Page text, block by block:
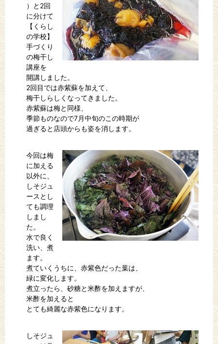
）と2回
に分けて
【くらし
の学校】
手づくり
の梅干し
講座を
開講しました。
2回目では赤紫蘇を加えて、
梅干しらしくなってきました。
赤紫蘇は梅と同様、
季節ものなので7月中旬のこの時期が
過ぎると店頭からも姿を消します。
今回は梅
に加える
以外に、
しそジュ
ースとし
ても調理
しまし
た。
水で良く
洗い、煮
ます。
煮ていくうちに、赤紫色だった葉は、
緑に変化します。
煮立ったら、砂糖と米酢を加えますが、
米酢を加えると
とても綺麗な赤紫色になります。
しそジュ